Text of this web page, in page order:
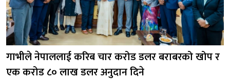
गाभीले नेपाललाई करिब चार करोड डलर बराबरको खोप र
एक करोड ८० लाख डलर अनुदान दिने